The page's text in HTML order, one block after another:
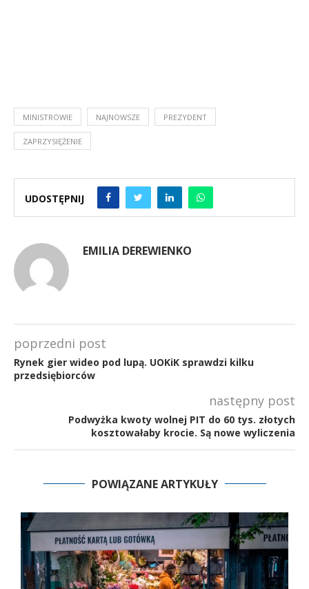
MINISTROWIE NAJNOWSZE PREZYDENT
ZAPRZYSIĘŻENIE
UDOSTĘPNIJ
EMILIA DEREWIENKO
poprzedni post
Rynek gier wideo pod lupą. UOKiK sprawdzi kilku
przedsiębiorców
następny post
Podwyżka kwoty wolnej PIT do 60 tys. złotych
kosztowałaby krocie. Są nowe wyliczenia
POWIĄZANE ARTYKUŁY